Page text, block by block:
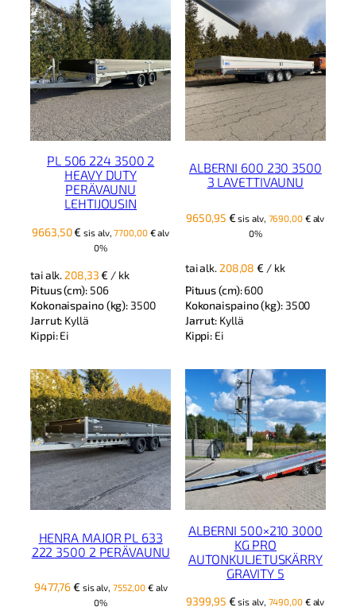
PL 506 224 3500 2
HEAVY DUTY
PERÄVAUNU
LEHTIJOUSIN
9663,50€ sis alv,7700,00 €alv
0%
tai alk. 208,33€ / kk
Pituus (cm): 506
Kokonaispaino (kg): 3500
Jarrut: Kyllä
Kippi:Ei
ALBERNI 600 230 3500
3 LAVETTIVAUNU
9650,95 € sis alv, 7690,00 €alv
0%
tai alk. 208,08€ / kk
Pituus (cm):600
Kokonaispaino (kg): 3500
Jarrut: Kyllä
Kippi: Ei
HENRA MAJOR PL 633
222 3500 2 PERÄVAUNU
9477,76€ sis alv, 7552,00€alv
0%
ALBERNI 500×210 3000
KG PRO
AUTONKULJETUSKÄRRY
GRAVITY 5
9399,95 € sis alv, 7490,00 €alv